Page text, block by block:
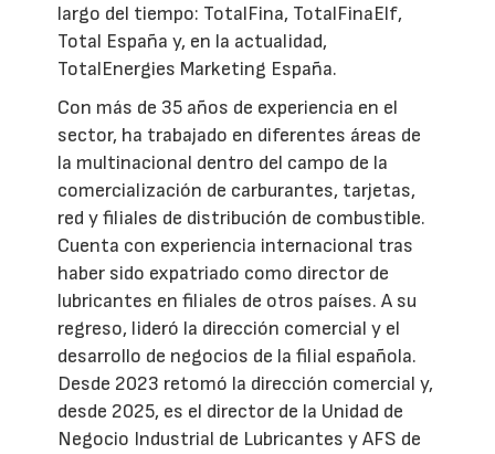
largo del tiempo: TotalFina, TotalFinaElf,
Total España y, en la actualidad,
TotalEnergies Marketing España.
Con más de 35 años de experiencia en el
sector, ha trabajado en diferentes áreas de
la multinacional dentro del campo de la
comercialización de carburantes, tarjetas,
red y filiales de distribución de combustible.
Cuenta con experiencia internacional tras
haber sido expatriado como director de
lubricantes en filiales de otros países. A su
regreso, lideró la dirección comercial y el
desarrollo de negocios de la filial española.
Desde 2023 retomó la dirección comercial y,
desde 2025, es el director de la Unidad de
Negocio Industrial de Lubricantes y AFS de